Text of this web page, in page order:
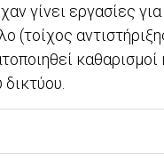
γίνει εργασίες
(τοίχος